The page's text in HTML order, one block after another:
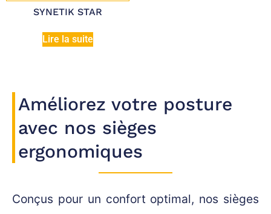
SYNETIK STAR
Lire la suite
Améliorez votre posture
avec nos sièges
ergonomiques
Conçus pour un confort optimal, nos sièges